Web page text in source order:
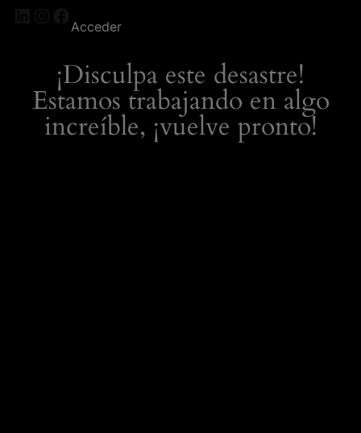
LinkedIn
Instagram
Facebook
Acceder
¡Disculpa este desastre!
Estamos trabajando en algo
increíble, ¡vuelve pronto!